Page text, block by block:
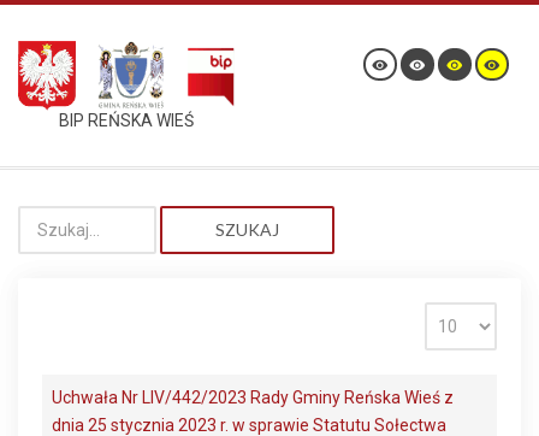
BIP REŃSKA WIEŚ
SZUKAJ
Uchwała Nr LIV/442/2023 Rady Gminy Reńska Wieś z
dnia 25 stycznia 2023 r. w sprawie Statutu Sołectwa